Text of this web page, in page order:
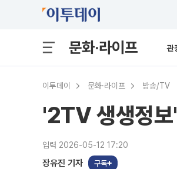
문화·라이프 관
이투데이 문화·라이프 방송/TV
'2TV 생생정
입력 2026-05-12 17:20
장유진 기자 구독